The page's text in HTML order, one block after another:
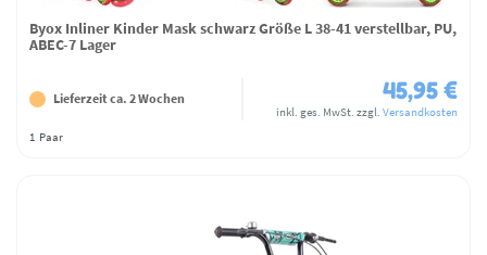
Byox Inliner Kinder Mask schwarz Größe L 38-41 verstellbar, PU,
ABEC-7 Lager
Lieferzeit ca. 2 Wochen 45,95 €
inkl. ges. MwSt. zzgl. Versandkosten
1 Paar